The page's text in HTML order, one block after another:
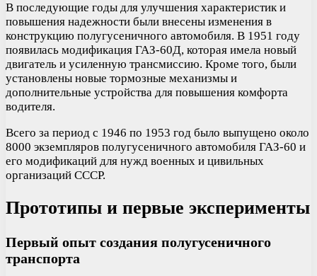
В последующие годы для улучшения характеристик и
повышения надежности были внесены изменения в
конструкцию полугусеничного автомобиля. В 1951 году
появилась модификация ГАЗ-60Д, которая имела новый
двигатель и усиленную трансмиссию. Кроме того, были
установлены новые тормозные механизмы и
дополнительные устройства для повышения комфорта
водителя.
Всего за период с 1946 по 1953 год было выпущено около
8000 экземпляров полугусеничного автомобиля ГАЗ-60 и
его модификаций для нужд военных и цивильных
организаций СССР.
Прототипы и первые эксперименты
Первый опыт создания полугусеничного
транспорта